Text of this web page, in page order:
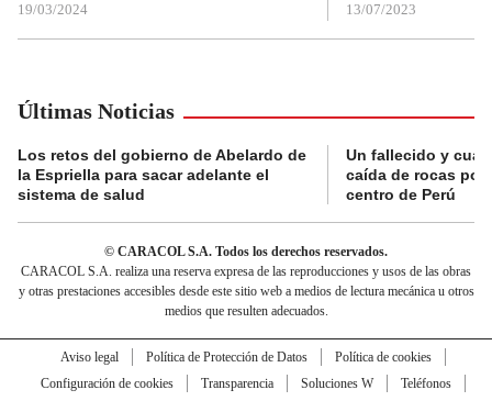
19/03/2024 13/07/2023
Últimas Noticias
Los retos del gobierno de Abelardo de
la Espriella para sacar adelante el
sistema de salud
Un fallecido y
caída de rocas por
centro de Perú
© CARACOL S.A. Todos los derechos reservados.
CARACOL S.A. realiza una reserva expresa de las reproducciones y usos de las obras
y otras prestaciones accesibles desde este sitio web a medios de lectura mecánica u otros
medios que resulten adecuados.
Aviso legal Política de Protección de Datos
Política de cookies
Configuración de cookies
Transparencia Soluciones W
Teléfonos